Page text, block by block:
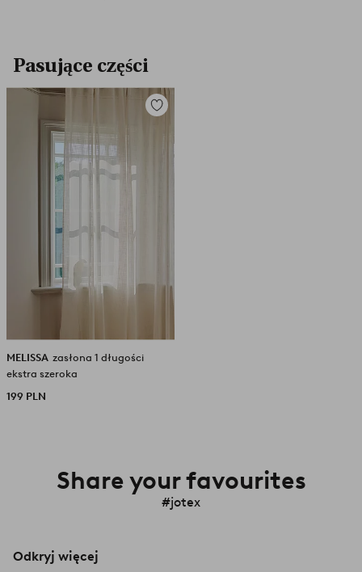
Pasujące części
Dodaj
MELISSA zasłona 1 długości
ekstra szeroka
199 PLN
Share your favourites
#jotex
Odkryj więcej